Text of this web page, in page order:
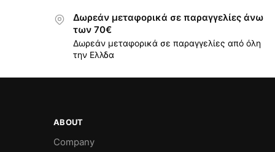
Δωρεάν μεταφορικά σε παραγγελίες άνω
των 70€
Δωρεάν μεταφορικά σε παραγγελίες από όλη
την Ελλδα
ABOUT
Company